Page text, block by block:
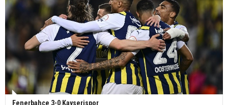
Fenerbahçe 3-0 Kayserispor